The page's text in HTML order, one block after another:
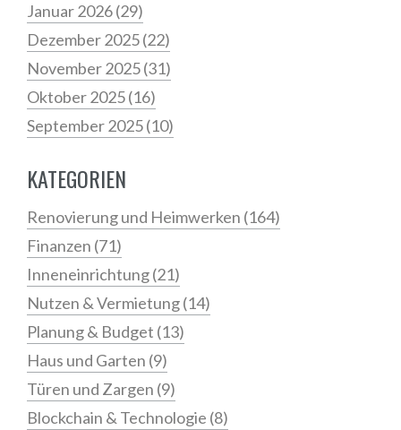
Januar 2026(29)
Dezember 2025(22)
November 2025(31)
Oktober 2025(16)
September 2025(10)
KATEGORIEN
Renovierung und Heimwerken (164)
Finanzen (71)
Inneneinrichtung(21)
Nutzen & Vermietung(14)
Planung & Budget (13)
Haus und Garten (9)
Türen und Zargen (9)
Blockchain & Technologie (8)